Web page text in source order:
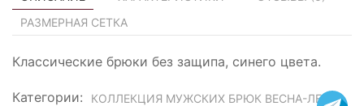
РАЗМЕРНАЯ СЕТКА
Классические брюки без защипа, синего цвета.
Категории:
КОЛЛЕКЦИЯ МУЖСКИХ БРЮК ВЕСНА-ЛЕТО